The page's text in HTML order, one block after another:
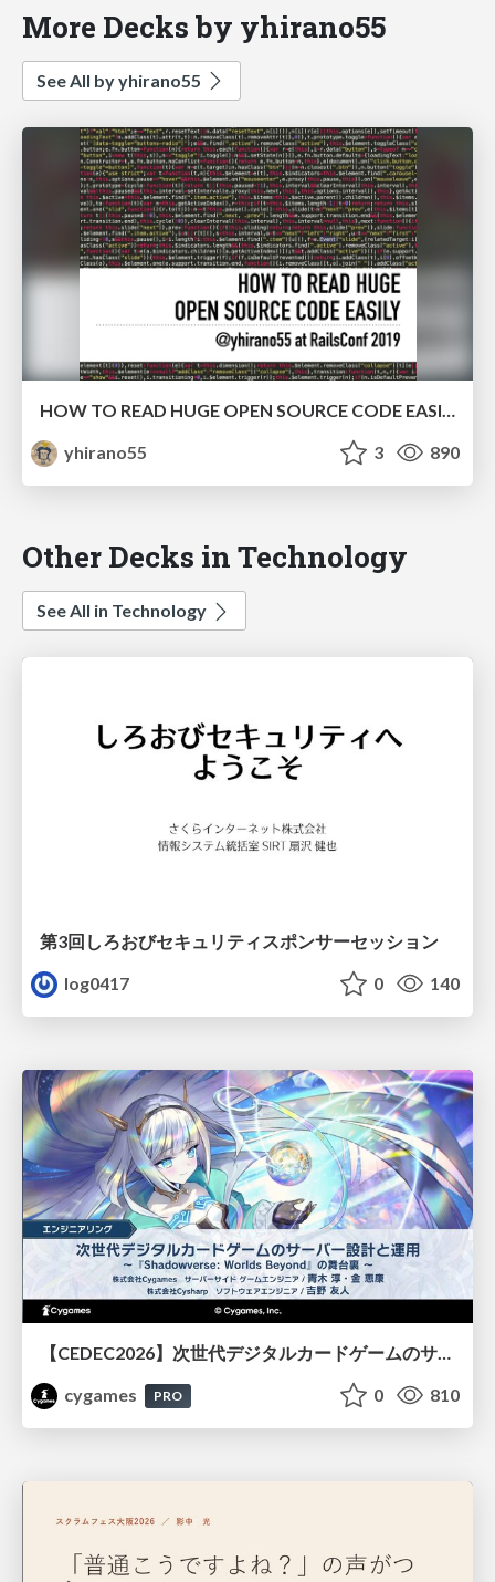
More Decks by yhirano55
See All by yhirano55
HOW TO READ HUGE OPEN SOURCE CODE EASILY
yhirano55
3 890
Other Decks in Technology
See All in Technology
第3回しろおびセキュリティスポンサーセッション
log0417
0 140
【CEDEC2026】次世代デジタルカードゲームのサーバー設計と運用 〜『Shadowverse: Worlds Beyond』の舞台裏～
cygames
PRO 0 810